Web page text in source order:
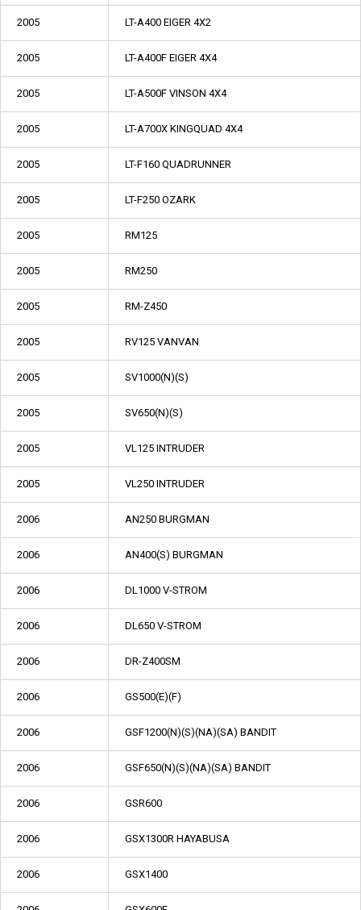
2005 LT-A400 EIGER 4X2
2005 LT-A400F EIGER 4X4
2005 LT-A500F VINSON 4X4
2005 LT-A700X KINGQUAD 4X4
2005 LT-F160 QUADRUNNER
2005 LT-F250 OZARK
2005 RM125
2005 RM250
2005 RM-Z450
2005 RV125 VANVAN
2005 SV1000(N)(S)
2005 SV650(N)(S)
2005 VL125 INTRUDER
2005 VL250 INTRUDER
2006 AN250 BURGMAN
2006 AN400(S) BURGMAN
2006 DL1000 V-STROM
2006 DL650 V-STROM
2006 DR-Z400SM
2006 GS500(E)(F)
2006 GSF1200(N)(S)(NA)(SA) BANDIT
2006 GSF650(N)(S)(NA)(SA) BANDIT
2006 GSR600
2006 GSX1300R HAYABUSA
2006 GSX1400